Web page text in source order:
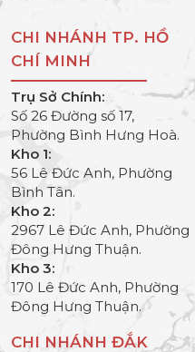
CHI NHÁNH TP. HỒ
CHÍ MINH
Trụ Sở Chính:
Số 26 Đường số 17,
Phường Bình Hưng Hoà.
Kho 1:
56 Lê Đức Anh, Phường
Bình Tân.
Kho 2:
2967 Lê Đức Anh, Phường
Đông Hưng Thuận.
Kho 3:
170 Lê Đức Anh, Phường
Đông Hưng Thuận.
CHI NHÁNH ĐẮK